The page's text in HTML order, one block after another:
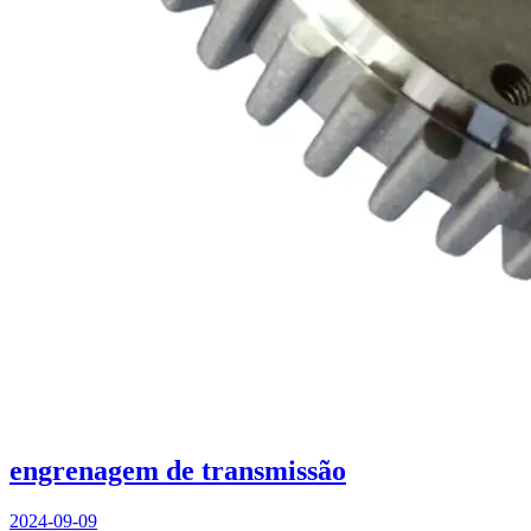
engrenagem de transmissão
2024-09-09